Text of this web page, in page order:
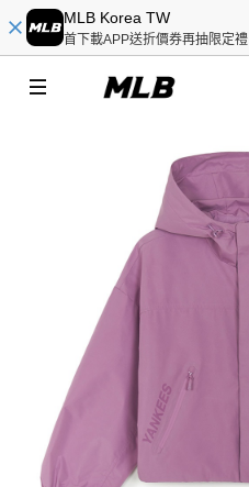
MLB Korea TW
首下載APP送折價券再抽限定禮